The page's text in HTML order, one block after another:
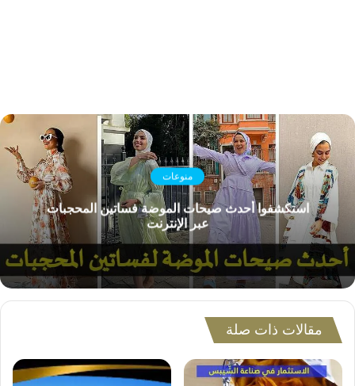
منوعات
استكشفوا أحدث صيحات الموضة فساتين المحجبات
عبر الإنترنت
مقالات ذات صلة